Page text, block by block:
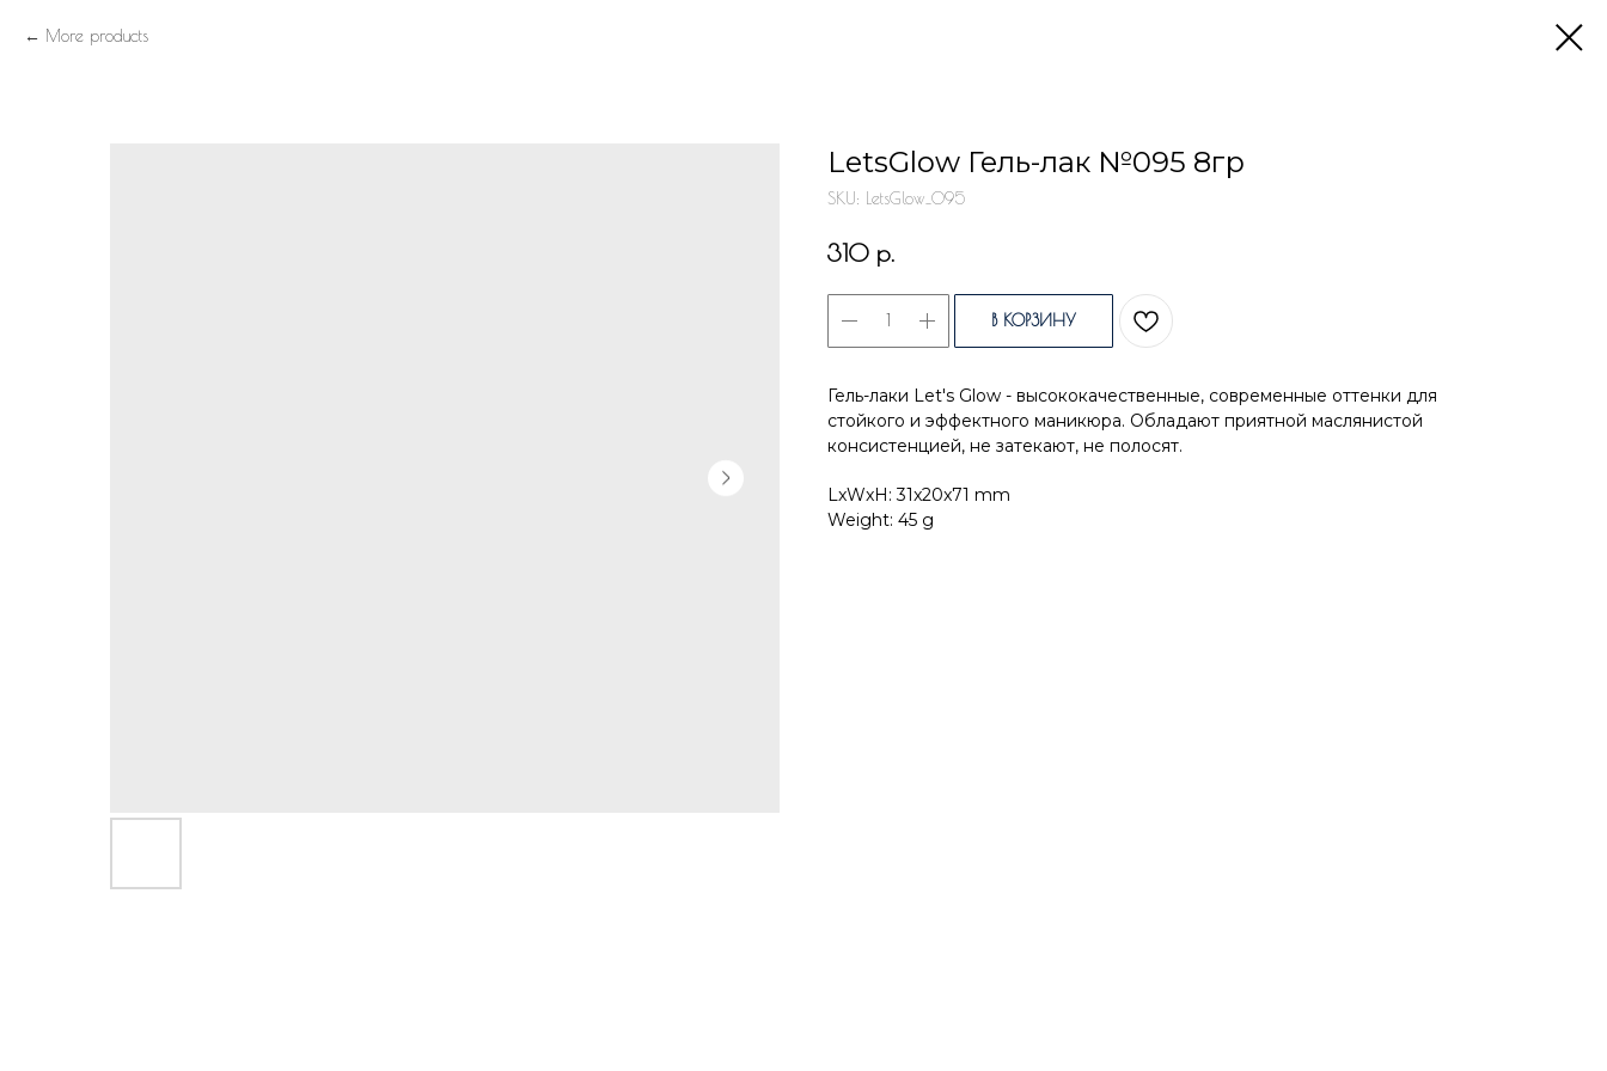
More products
LetsGlow Гель-лак №095 8гр
SKU: LetsGlow_095
310 р.
В КОРЗИНУ
Гель-лаки Let's Glow - высококачественные, современные оттенки для
стойкого и эффектного маникюра. Обладают приятной маслянистой
консистенцией, не затекают, не полосят.
LxWxH: 31x20x71 mm
Weight: 45 g